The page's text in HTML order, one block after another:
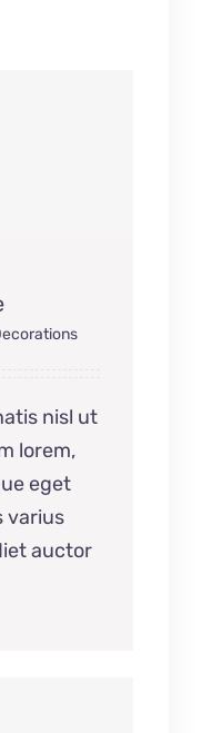
nisl ut
lorem,
eget
varius
auctor